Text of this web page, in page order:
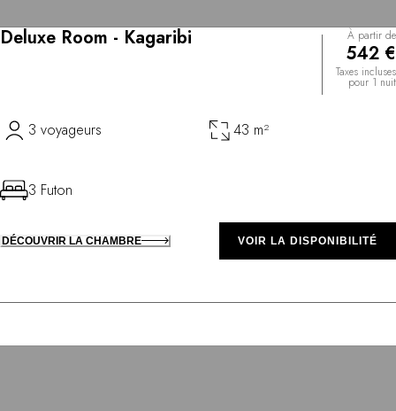
Deluxe Room - Kagaribi À partir de
542 €
Taxes incluses
pour 1 nuit
3 voyageurs 43 m²
3 Futon
DÉCOUVRIR LA CHAMBRE VOIR LA DISPONIBILITÉ